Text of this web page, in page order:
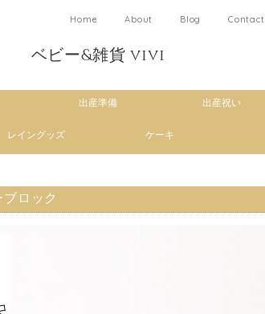
Home About Blog Contact
ベビー&雑貨 vivi
出産準備 出産祝い
レイングッズ ケーキ
ロック